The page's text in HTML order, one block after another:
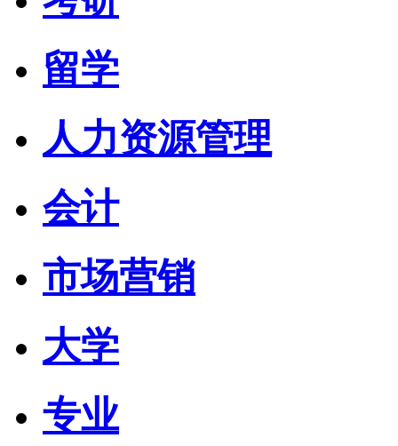
留学
人力资源管理
会计
市场营销
大学
专业